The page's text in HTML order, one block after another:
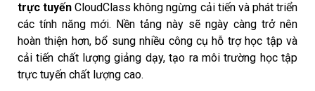
trực tuyến CloudClass không ngừng cải tiến và phát triển
các tính năng mới. Nền tảng này sẽ ngày càng trở nên
hoàn thiện hơn, bổ sung nhiều công cụ hỗ trợ học tập và
cải tiến chất lượng giảng dạy, tạo ra môi trường học tập
trực tuyến chất lượng cao.